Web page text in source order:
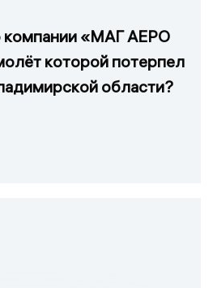
компании «МАГ АЕРО
которой потерпел
области?